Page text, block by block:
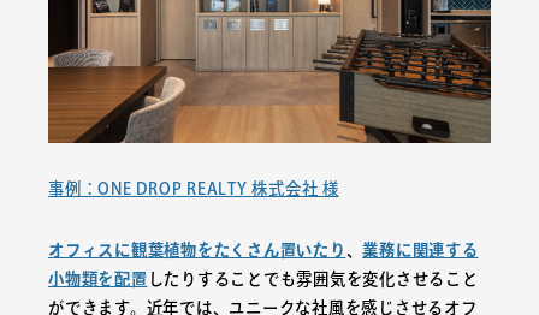
事例：ONE DROP REALTY 株式会社 様
オフィスに観葉植物をたくさん置いたり 、業務に関連する
小物類を配置 したりすることでも雰囲気を変化させること
ができます。近年では、ユニークな社風を感じさせるオフ